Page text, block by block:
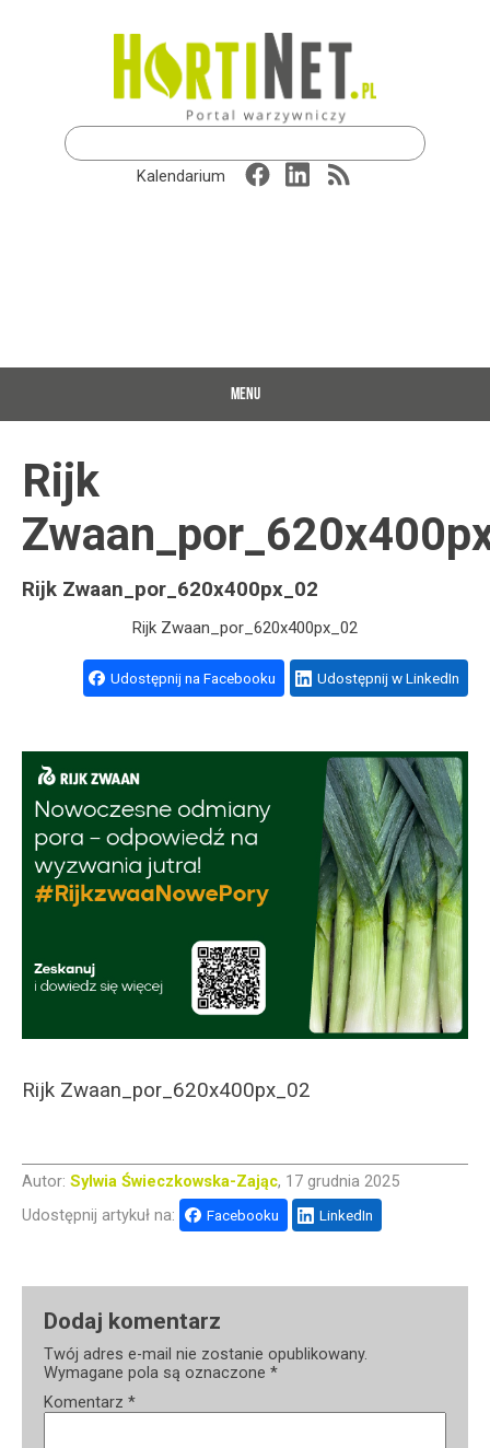
Szukaj:
Kalendarium
MENU
Rijk
Rijk Zwaan_por_620x400px_02
Rijk Zwaan_por_620x400px_02
Udostępnij na Facebooku Udostępnij w LinkedIn
Rijk Zwaan_por_620x400px_02
Autor: Sylwia Świeczkowska-Zając, 17 grudnia 2025
Udostępnij artykuł na:
Facebooku LinkedIn
Dodaj komentarz
Twój adres e-mail nie zostanie opublikowany.
Wymagane pola są oznaczone *
Komentarz *